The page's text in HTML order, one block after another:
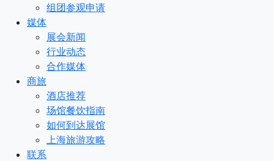
组团参观申请
媒体
展会新闻
行业动态
合作媒体
商旅
酒店推荐
场馆餐饮指南
如何到达展馆
上海旅游攻略
联系